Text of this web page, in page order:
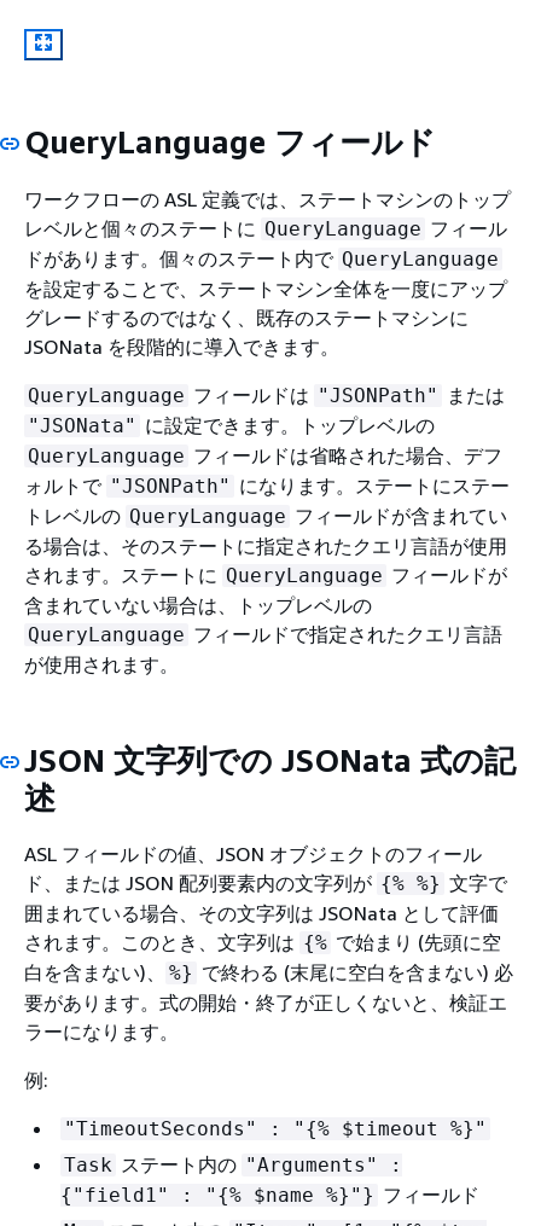
QueryLanguage フィールド
ワークフローの ASL 定義では、ステートマシンのトップ
レベルと個々のステートに QueryLanguage フィール
ドがあります。個々のステート内で QueryLanguage
を設定することで、ステートマシン全体を一度にアップ
グレードするのではなく、既存のステートマシンに
JSONata を段階的に導入できます。
QueryLanguage フィールドは "JSONPath" または
"JSONata" に設定できます。トップレベルの
QueryLanguage フィールドは省略された場合、デフ
ォルトで "JSONPath" になります。ステートにステー
トレベルの QueryLanguage フィールドが含まれてい
る場合は、そのステートに指定されたクエリ言語が使用
されます。ステートに QueryLanguage フィールドが
含まれていない場合は、トップレベルの
QueryLanguage フィールドで指定されたクエリ言語
が使用されます。
JSON 文字列での JSONata 式の記
述
ASL フィールドの値、JSON オブジェクトのフィール
ド、または JSON 配列要素内の文字列が {% %} 文字で
囲まれている場合、その文字列は JSONata として評価
されます。このとき、文字列は {% で始まり (先頭に空
白を含まない)、
%} で終わる (末尾に空白を含まない) 必
要があります。式の開始・終了が正しくないと、検証エ
ラーになります。
例:
"TimeoutSeconds" : " {% $timeout %}"
Task ステート内の "Arguments" :
{ "field1" : " {% $name %}"} フィールド